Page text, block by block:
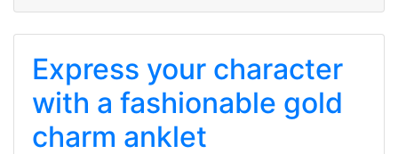
Express your character
with a fashionable gold
charm anklet